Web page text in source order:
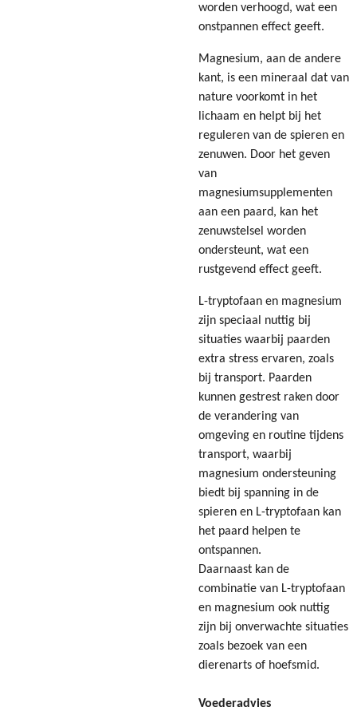
worden verhoogd, wat een
onstpannen effect geeft.
Magnesium, aan de andere
kant, is een mineraal dat van
nature voorkomt in het
lichaam en helpt bij het
reguleren van de spieren en
zenuwen. Door het geven
van
magnesiumsupplementen
aan een paard, kan het
zenuwstelsel worden
ondersteunt, wat een
rustgevend effect geeft.
L-tryptofaan en magnesium
zijn speciaal nuttig bij
situaties waarbij paarden
extra stress ervaren, zoals
bij transport. Paarden
kunnen gestrest raken door
de verandering van
omgeving en routine tijdens
transport, waarbij
magnesium ondersteuning
biedt bij spanning in de
spieren en L-tryptofaan kan
het paard helpen te
ontspannen.
Daarnaast kan de
combinatie van L-tryptofaan
en magnesium ook nuttig
zijn bij onverwachte situaties
zoals bezoek van een
dierenarts of hoefsmid.
Voederadvies